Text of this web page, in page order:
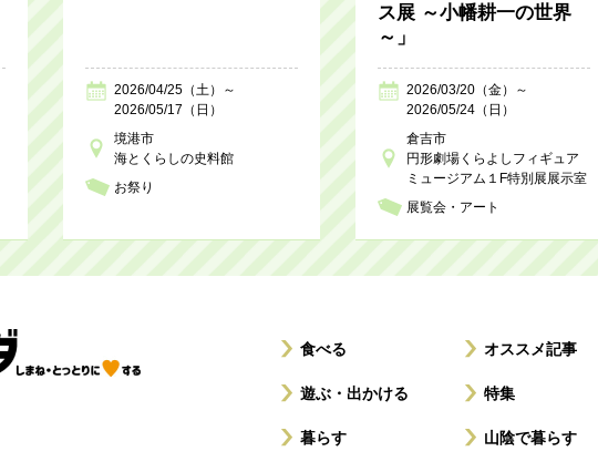
2026/04/25（土）～
2026/05/17（日）
境港市
海とくらしの史料館
お祭り
ス展 ～小幡耕一の世界
～」
2026/03/20（金）～
2026/05/24（日）
倉吉市
円形劇場くらよしフィギュア
ミュージアム１F特別展展示室
展覧会・アート
食べる
遊ぶ・出かける
暮らす
オススメ記事
特集
山陰で暮らす